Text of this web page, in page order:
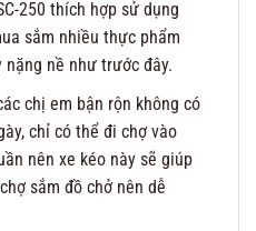
250 thích hợp sử dụng
sắm nhiều thực phẩm
nề như trước đây.
chị em bận rộn không có
chỉ có thể đi chợ vào
nên xe kéo này sẽ giúp
sắm đồ chở nên dễ